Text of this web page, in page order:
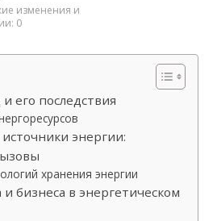
изменения и
0
его последствия
энергии:
хранения энергии
и бизнеса в энергетическом